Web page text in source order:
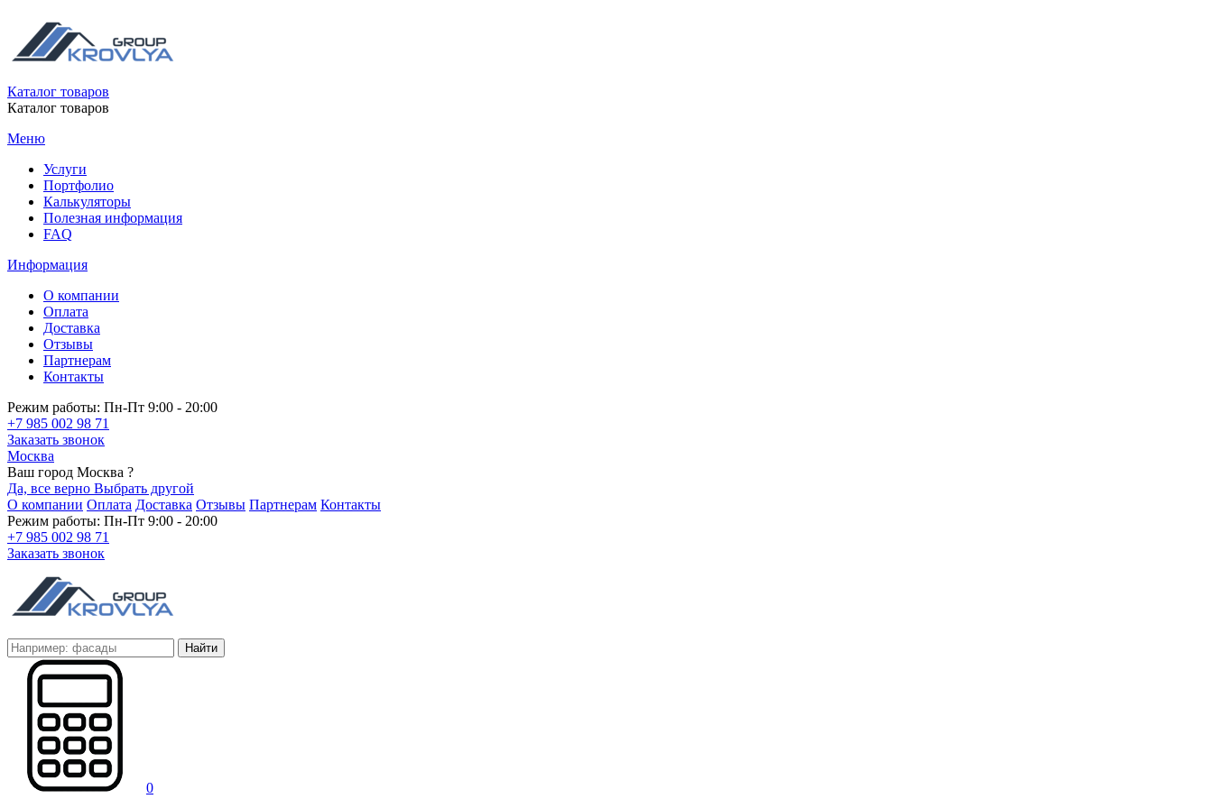
Каталог товаров
Каталог товаров
Меню
Услуги
Портфолио
Калькуляторы
Полезная информация
FAQ
Информация
О компании
Оплата
Доставка
Отзывы
Партнерам
Контакты
Режим работы: Пн-Пт 9:00 - 20:00
+7 985 002 98 71
Заказать звонок
Москва
Ваш город Москва ?
Да, все верно Выбрать другой
О компании Оплата Доставка Отзывы Партнерам Контакты
Режим работы: Пн-Пт 9:00 - 20:00
+7 985 002 98 71
Заказать звонок
Найти
0